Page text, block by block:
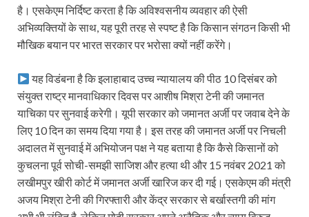
है। एसकेएम निर्दिष्ट करता है कि अविश्वसनीय व्यवहार की ऐसी
अभिव्यक्तियों के साथ, यह पूरी तरह से स्पष्ट है कि किसान संगठन किसी भी
मौखिक बयान पर भारत सरकार पर भरोसा क्यों नहीं करेंगे।
यह विडंबना है कि इलाहाबाद उच्च न्यायालय की पीठ 10 दिसंबर को
संयुक्त राष्ट्र मानवाधिकार दिवस पर आशीष मिश्रा टेनी की जमानत
याचिका पर सुनवाई करेगी। यूपी सरकार को जमानत अर्जी पर जवाब देने के
लिए 10 दिन का समय दिया गया है। इस तरह की जमानत अर्जी पर निचली
अदालत में सुनवाई में अभियोजन पक्ष ने यह बताया है कि कैसे किसानों को
कुचलना पूर्व सोची-समझी साजिश और हत्या थी और 15 नवंबर 2021 को
लखीमपुर खीरी कोर्ट में जमानत अर्जी खारिज कर दी गई। एसकेएम की मंत्री
अजय मिश्रा टेनी की गिरफ्तारी और केंद्र सरकार से बर्खास्तगी की मांग